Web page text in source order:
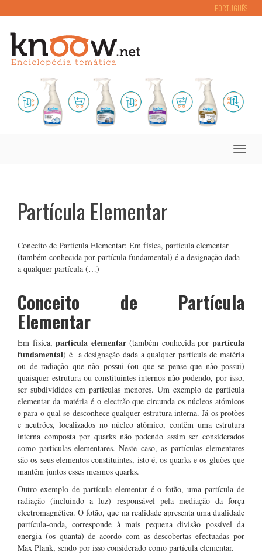
PORTUGUÊS
Toggle
Partícula Elementar
Conceito de Partícula Elementar: Em física, partícula elementar
(também conhecida por partícula fundamental) é a designação dada
a qualquer partícula (…)
Conceito de Partícula
Elementar
Em física,partícula elementar(também conhecida porpartícula
fundamental) é a designação dada a qualquer partícula de matéria
ou de radiação que não possui (ou que se pense que não possui)
quaisquer estrutura ou constituintes internos não podendo, por isso,
ser subdivididos em partículas menores. Um exemplo de partícula
elementar da matéria é o electrão que circunda os núcleos atómicos
e para o qual se desconhece qualquer estrutura interna. Já os protões
e neutrões, localizados no núcleo atómico, contêm uma estrutura
interna composta por quarks não podendo assim ser considerados
como partículas elementares. Neste caso, as partículas elementares
são os seus elementos constituintes, isto é, os quarks e os gluões que
mantêm juntos esses mesmos quarks.
Outro exemplo de partícula elementar é o fotão, uma partícula de
radiação (incluindo a luz) responsável pela mediação da força
electromagnética. O fotão, que na realidade apresenta uma dualidade
partícula-onda, corresponde à mais pequena divisão possível da
energia (os quanta) de acordo com as descobertas efectuadas por
Max Plank, sendo por isso considerado como partícula elementar.